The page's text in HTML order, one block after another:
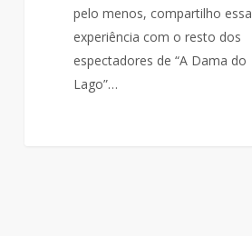
pelo menos, compartilho essa
experiência com o resto dos
espectadores de “A Dama do
Lago”…